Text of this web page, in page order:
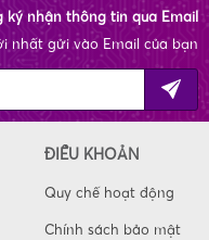
ký nhận thông tin qua Email
nhất gửi vào Email của bạn
ĐIỀU KHOẢN
Quy chế hoạt động
Chính sách bảo mật